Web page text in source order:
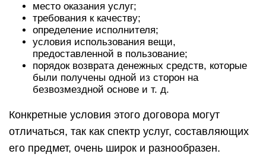
место оказания услуг;
требования к качеству;
определение исполнителя;
условия использования вещи,
предоставленной в пользование;
порядок возврата денежных средств, которые
были получены одной из сторон на
безвозмездной основе и т. д.
Конкретные условия этого договора могут
отличаться, так как спектр услуг, составляющих
его предмет, очень широк и разнообразен.